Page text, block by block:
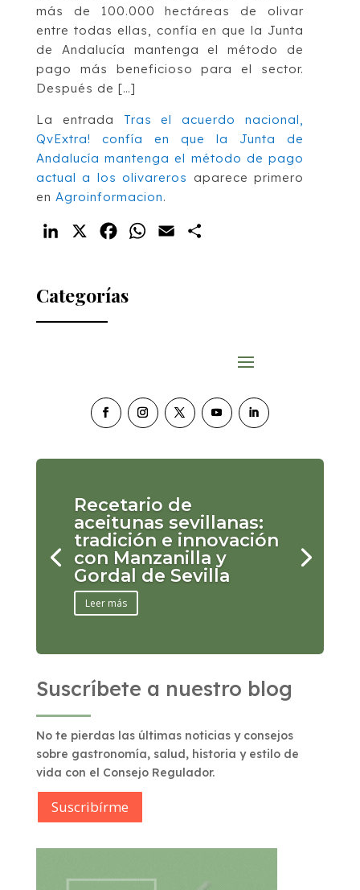
más de 100.000 hectáreas de olivar
entre todas ellas, confía en que la Junta
de Andalucía mantenga el método de
pago más beneficioso para el sector.
Después de […]
La entrada Tras el acuerdo nacional,
QvExtra! confía en que la Junta de
Andalucía mantenga el método de pago
actual a los olivareros aparece primero
en Agroinformacion.
LinkedIn FacebookWhatsApp
Email
Categorías
Recetario de
aceitunas sevillanas:
tradición e innovación
con Manzanilla y
Gordal de Sevilla
Leer más
Suscríbete a nuestro blog
No te pierdas las últimas noticias y consejos
sobre gastronomía, salud, historia y estilo de
vida con el Consejo Regulador.
Suscribírme